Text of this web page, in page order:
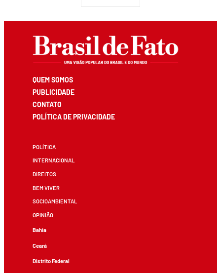
QUEM SOMOS
PUBLICIDADE
CONTATO
POLÍTICA DE PRIVACIDADE
POLÍTICA
INTERNACIONAL
DIREITOS
BEM VIVER
SOCIOAMBIENTAL
OPINIÃO
Bahia
Ceará
Distrito Federal